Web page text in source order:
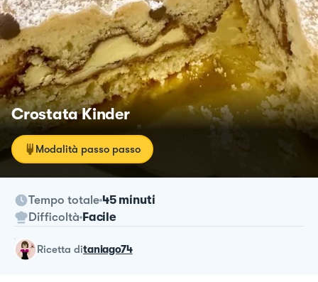
Crostata Kinder
Modalità passo passo
Tempo totale 45 minuti
Difficoltà Facile
ricetta ditaniago74